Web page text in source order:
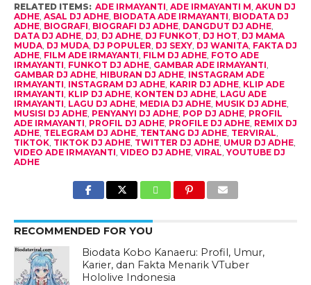
RELATED ITEMS: ADE IRMAYANTI ADE IRMAYANTI M AKUN DJ
ADHE, ASAL DJ ADHE, BIODATA ADE IRMAYANTI BIODATA DJ
ADHE, BIOGRAFI BIOGRAFI DJ ADHE, DANGDUT DJ ADHE,
DATA DJ ADHE, DJ DJ ADHE, DJ FUNKOT DJ HOT DJ MAMA
MUDA, DJ MUDA, DJ POPULER DJ SEXY, DJ WANITA, FAKTA DJ
ADHE, FILM ADE IRMAYANTI FILM DJ ADHE, FOTO ADE
IRMAYANTI FUNKOT DJ ADHE, GAMBAR ADE IRMAYANTI
GAMBAR DJ ADHE, HIBURAN DJ ADHE, INSTAGRAM ADE
IRMAYANTI INSTAGRAM DJ ADHE, KARIR DJ ADHE, KLIP ADE
IRMAYANTI KLIP DJ ADHE, KONTEN DJ ADHE, LAGU ADE
IRMAYANTI LAGU DJ ADHE, MEDIA DJ ADHE, MUSIK DJ ADHE,
MUSISI DJ ADHE, PENYANYI DJ ADHE, POP DJ ADHE, PROFIL
ADE IRMAYANTI PROFIL DJ ADHE, PROFILE DJ ADHE, REMIX DJ
ADHE, TELEGRAM DJ ADHE, TENTANG DJ ADHE, TERVIRAL
TIKTOK, TIKTOK DJ ADHE, TWITTER DJ ADHE, UMUR DJ ADHE,
VIDEO ADE IRMAYANTI VIDEO DJ ADHE, VIRAL YOUTUBE DJ
ADHE
RECOMMENDED FOR YOU
Biodata Kobo Kanaeru: Profil, Umur,
Karier, dan Fakta Menarik VTuber
Hololive Indonesia